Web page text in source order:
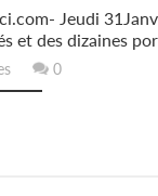
Jeudi
et des dizaines
0